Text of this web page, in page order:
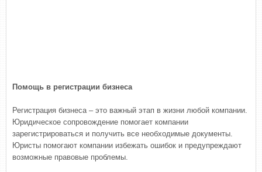
Помощь в регистрации бизнеса
Регистрация бизнеса – это важный этап в жизни любой компании.
Юридическое сопровождение помогает компании
зарегистрироваться и получить все необходимые документы.
Юристы помогают компании избежать ошибок и предупреждают
возможные правовые проблемы.